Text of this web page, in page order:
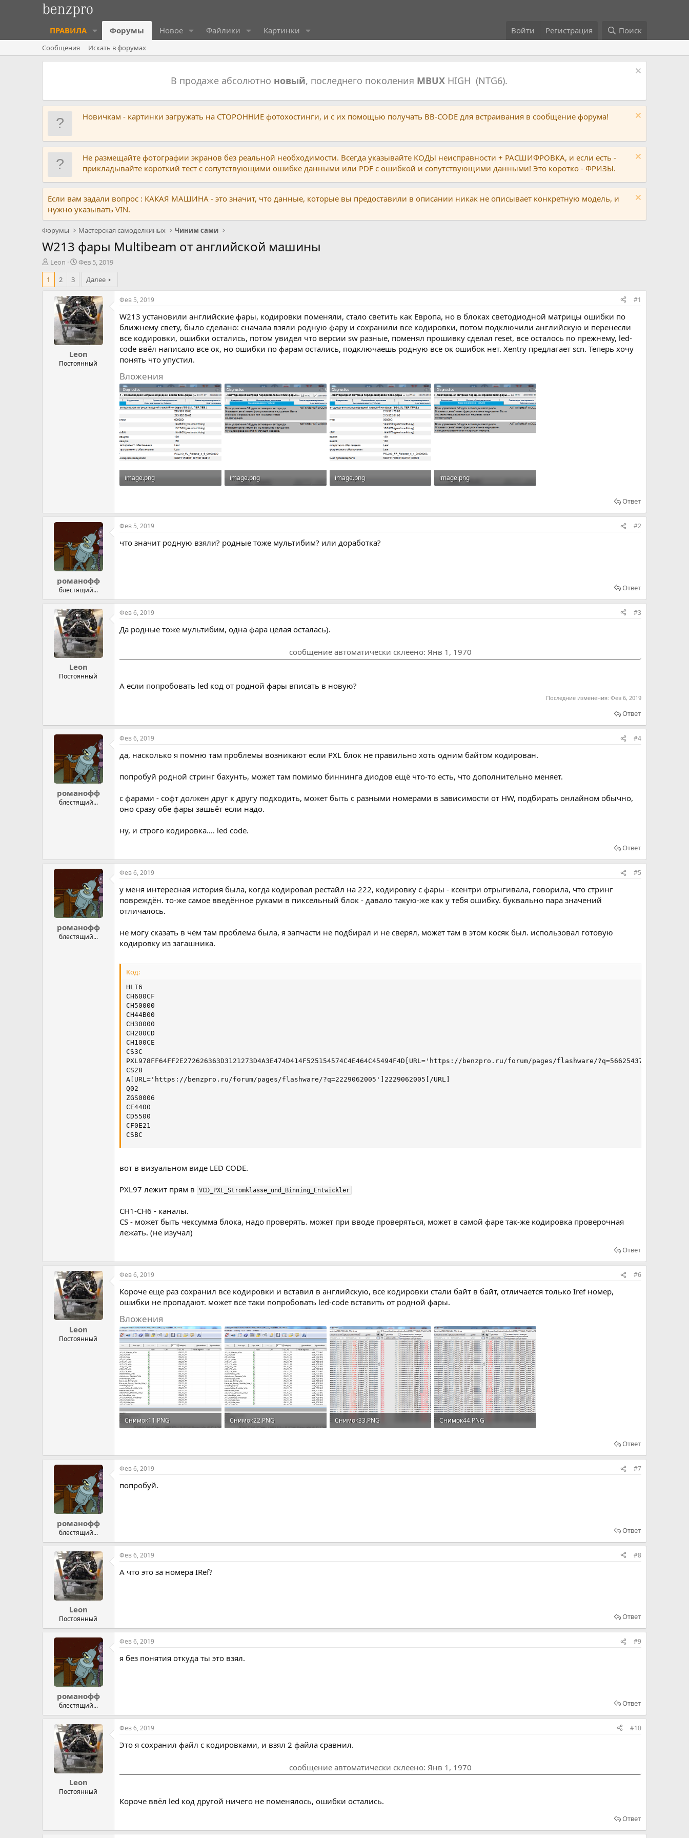
ПРАВИЛА Форумы Новое Файлики Картинки Войти Регистрация Поиск
Сообщения Искать в форумах
В продаже абсолютно новый, последнего поколения MBUXHIGH (NTG6).
Новичкам - картинки загружать на СТОРОННИЕ фотохостинги, и с их помощью получать BB-CODE для встраивания в сообщение форума!
Не размещайте фотографии экранов без реальной необходимости. Всегда указывайте КОДЫ неисправности + РАСШИФРОВКА, и если есть -
прикладывайте короткий тест с сопутствующими ошибке данными или PDF с ошибкой и сопутствующими данными! Это коротко - ФРИЗЫ.
Если вам задали вопрос : КАКАЯ МАШИНА - это значит, что данные, которые вы предоставили в описании никак не описывает конкретную модель, и
нужно указывать VIN.
Форумы Мастерская самоделкиных Чиним сами
W213 фары Multibeam от английской машины
А
в
о
м
Leon
Д
а
н
а
ч
а
л
а
Фев 5, 2019
1
2 3 Далее
Leon
Постоянный
Фев 5, 2019 #1
W213 установили английские фары, кодировки поменяли, стало светить как Европа, но в блоках светодиодной матрицы ошибки по
ближнему свету, было сделано: сначала взяли родную фару и сохранили все кодировки, потом подключили английскую и перенесли
все кодировки, ошибки остались, потом увидел что версии sw разные, поменял прошивку сделал reset, все осталось по прежнему, led-
code ввёл написало все ок, но ошибки по фарам остались, подключаешь родную все ок ошибок нет. Xentry предлагает scn. Теперь хочу
понять что упустил.
Вложения
image.png
image.png
image.png
image.png
Ответ
романофф
блестящий...
Фев 5, 2019 #2
что значит родную взяли? родные тоже мультибим? или доработка?
Ответ
Leon
Постоянный
Фев 6, 2019 #3
Да родные тоже мультибим, одна фара целая осталась).
сообщение автоматически склеено: Янв 1, 1970
А если попробовать led код от родной фары вписать в новую?
Последние изменения: Фев 6, 2019
Ответ
романофф
блестящий...
Фев 6, 2019 #4
да, насколько я помню там проблемы возникают если PXL блок не правильно хоть одним байтом кодирован.
попробуй родной стринг бахунть, может там помимо биннинга диодов ещё что-то есть, что дополнительно меняет.
с фарами - софт должен друг к другу подходить, может быть с разными номерами в зависимости от HW, подбирать онлайном обычно,
оно сразу обе фары зашьёт если надо.
ну, и строго кодировка.... led code.
Ответ
романофф
блестящий...
Фев 6, 2019 #5
у меня интересная история была, когда кодировал рестайл на 222, кодировку с фары - ксентри отрыгивала, говорила, что стринг
повреждён. то-же самое введённое руками в пиксельный блок - давало такую-же как у тебя ошибку. буквально пара значений
отличалось.
не могу сказать в чём там проблема была, я запчасти не подбирал и не сверял, может там в этом косяк был. использовал готовую
кодировку из загашника.
Код:
HLI6
CH600CF
CH50000
CH44B00
CH30000
CH200CD
CH100CE
CS3C
PXL978FF64FF2E272626363D3121273D4A3E474D414F525154574C4E464C45494F4D[URL='https://benzpro.ru/forum/pages/flashware/
CS28
A[URL='https://benzpro.ru/forum/pages/flashware/?q=2229062005']2229062005[/URL]
Q02
ZGS0006
CE4400
CD5500
CF0E21
CSBC
вот в визуальном виде LED CODE.
PXL97 лежит прям в VCD_PXL_Stromklasse_und_Binning_Entwickler
CH1-CH6 - каналы.
CS - может быть чексумма блока, надо проверять. может при вводе проверяться, может в самой фаре так-же кодировка проверочная
лежать. (не изучал)
Ответ
Leon
Постоянный
Фев 6, 2019 #6
Короче еще раз сохранил все кодировки и вставил в английскую, все кодировки стали байт в байт, отличается только Iref номер,
ошибки не пропадают. может все таки попробовать led-code вставить от родной фары.
Вложения
Снимок11.PNG
Снимок22.PNG
Снимок33.PNG
Снимок44.PNG
Ответ
романофф
блестящий...
Фев 6, 2019 #7
попробуй.
Ответ
Leon
Постоянный
Фев 6, 2019 #8
А что это за номера IRef?
Ответ
романофф
блестящий...
Фев 6, 2019 #9
я без понятия откуда ты это взял.
Ответ
Leon
Постоянный
Фев 6, 2019 #10
Это я сохранил файл с кодировками, и взял 2 файла сравнил.
сообщение автоматически склеено: Янв 1, 1970
Короче ввёл led код другой ничего не поменялось, ошибки остались.
Ответ